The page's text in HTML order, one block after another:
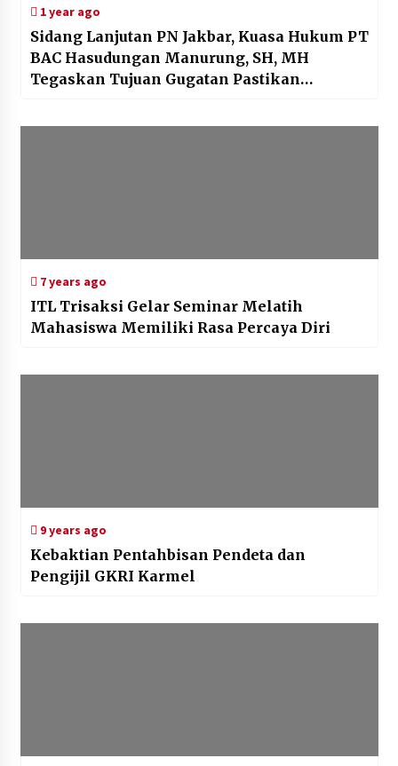
1 year ago
Sidang Lanjutan PN Jakbar, Kuasa Hukum PT
BAC Hasudungan Manurung, SH, MH
Tegaskan Tujuan Gugatan Pastikan
Kliennya
7 years ago
ITL Trisaksi Gelar Seminar Melatih
Mahasiswa Memiliki Rasa Percaya Diri
9 years ago
Kebaktian Pentahbisan Pendeta dan
Pengijil GKRI Karmel